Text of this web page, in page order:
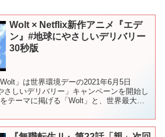
Wolt × Netflix新作アニメ『エデ
ン』#地球にやさしいデリバリー
30秒版
」は世界環境デーの2021年6月5日
さしいデリバリー」キャンペーンを開始し
テーマに掲げる「Wolt」と、世界最大級